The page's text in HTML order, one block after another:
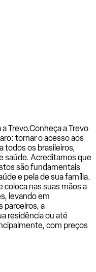
Trevo.Conheça a Trevo
tornar o acesso aos
todos os brasileiros,
saúde. Acreditamos que
são fundamentais
e pela de sua família.
nas suas mãos a
levando em
parceiros, a
residência ou até
com preços